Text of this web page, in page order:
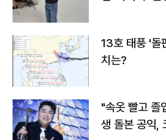
13호 태풍 '돌
치는?
"속옷 빨고 졸
생 돌본 공익,